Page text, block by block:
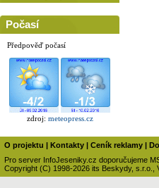
Počasí
Předpověď počasí
zdroj: meteopress.cz
O projektu Kontakty Ceník reklamy
Pro server InfoJeseniky.cz doporučujeme
Copyright (C) 1998-2026 its Beskydy,